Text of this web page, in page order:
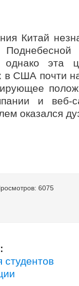
Китай
однако эта
в США почти
и веб-
оказался
6075